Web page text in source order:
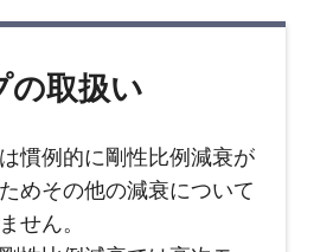
の取扱い
慣例的に剛性比例減衰が
めその他の減衰について
せん。